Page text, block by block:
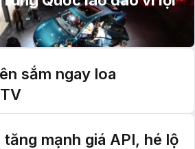
sắm ngay loa
tăng mạnh giá API, hé lộ